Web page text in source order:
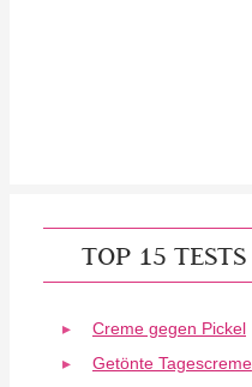
TOP 15
Creme gegen Pickel
Getönte Tagescreme